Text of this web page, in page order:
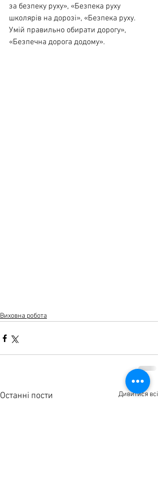
за безпеку руху», «Безпека руху
школярів на дорозі», «Безпека руху.
Умій правильно обирати дорогу»,
«Безпечна дорога додому».
Виховна робота
Останні пости Дивитися всі